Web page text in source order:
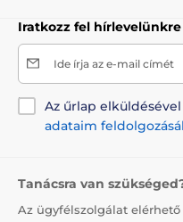
A Reedog EasyFlap
mindkét irányban
befelé nyílik, csak
Iratkozz fel hírlevelünkre
Ide írja az e-mail címét
Az űrlap
adataim
Tanácsra van
Az ügyfélszolgálat elérhető